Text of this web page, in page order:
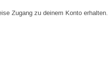
Zugang zu deinem Konto erhalten.